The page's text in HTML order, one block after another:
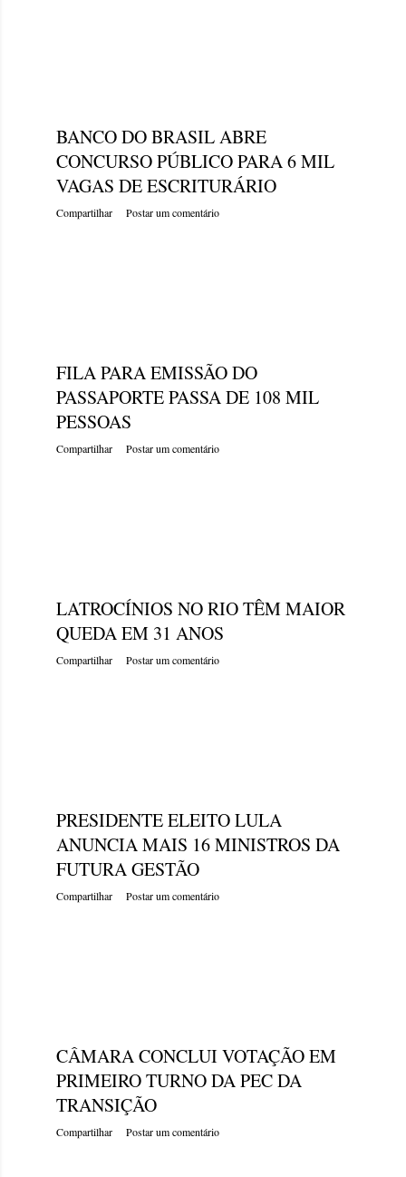
BANCO DO BRASIL ABRE
CONCURSO PÚBLICO PARA 6 MIL
VAGAS DE ESCRITURÁRIO
Compartilhar Postar um comentário
FILA PARA EMISSÃO DO
PASSAPORTE PASSA DE 108 MIL
PESSOAS
Compartilhar Postar um comentário
LATROCÍNIOS NO RIO TÊM MAIOR
QUEDA EM 31 ANOS
Compartilhar Postar um comentário
PRESIDENTE ELEITO LULA
ANUNCIA MAIS 16 MINISTROS DA
FUTURA GESTÃO
Compartilhar Postar um comentário
CÂMARA CONCLUI VOTAÇÃO EM
PRIMEIRO TURNO DA PEC DA
TRANSIÇÃO
Compartilhar Postar um comentário